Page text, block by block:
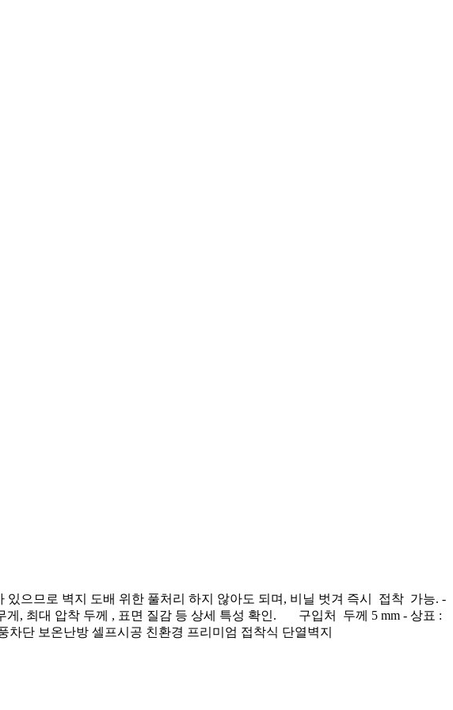
으므로 벽지 도배 위한 풀처리 하지 않아도 되며, 비닐 벗겨 즉시 접착 가능. -
게, 최대 압착 두께 , 표면 질감 등 상세 특성 확인. 구입처 두께 5 mm - 상표 :
단 보온난방 셀프시공 친환경 프리미엄 접착식 단열벽지